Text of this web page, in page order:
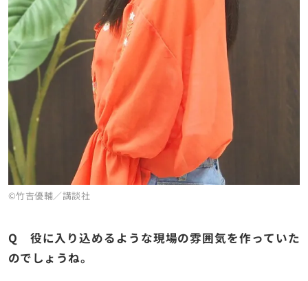
©竹吉優輔／講談社
Q 役に入り込めるような現場の雰囲気を作っていた
のでしょうね。